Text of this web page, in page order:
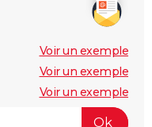
Voir un exemple
Voir un exemple
Voir un exemple